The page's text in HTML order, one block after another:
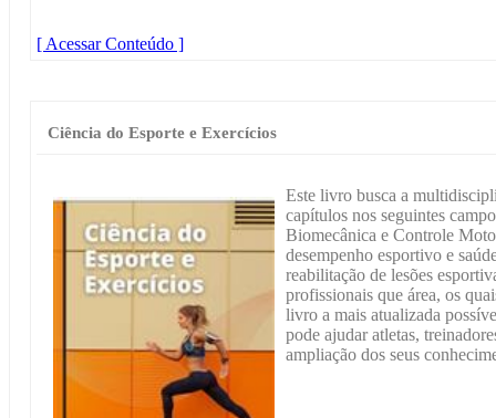
[ Acessar Conteúdo ]
Ciência do Esporte e Exercícios
Este livro busca a
capítulos nos seguintes
Biomecânica e Controle
desempenho esportivo e
reabilitação de lesões
profissionais que área, os
livro a mais atualizada
pode ajudar atletas,
ampliação dos seus